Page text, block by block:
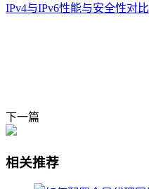
IPv4与IPv6性能与安全性对比
下一篇
相关推荐